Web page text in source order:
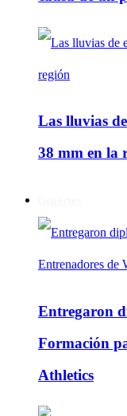
Las lluvias
38 mm en la
Entregaron
Formación
Athletics